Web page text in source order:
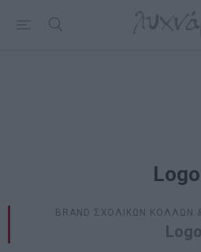
Logo
BRAND ΣΧΟΛΙΚΩΝ ΚΟΛΛΩΝ
Logo